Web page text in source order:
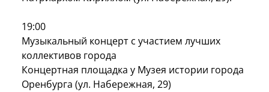
19:00
Музыкальный концерт с участием лучших
коллективов города
Концертная площадка у Музея истории города
Оренбурга (ул. Набережная, 29)